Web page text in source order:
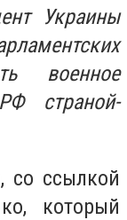
Украины
военное
страной-
со ссылкой
который